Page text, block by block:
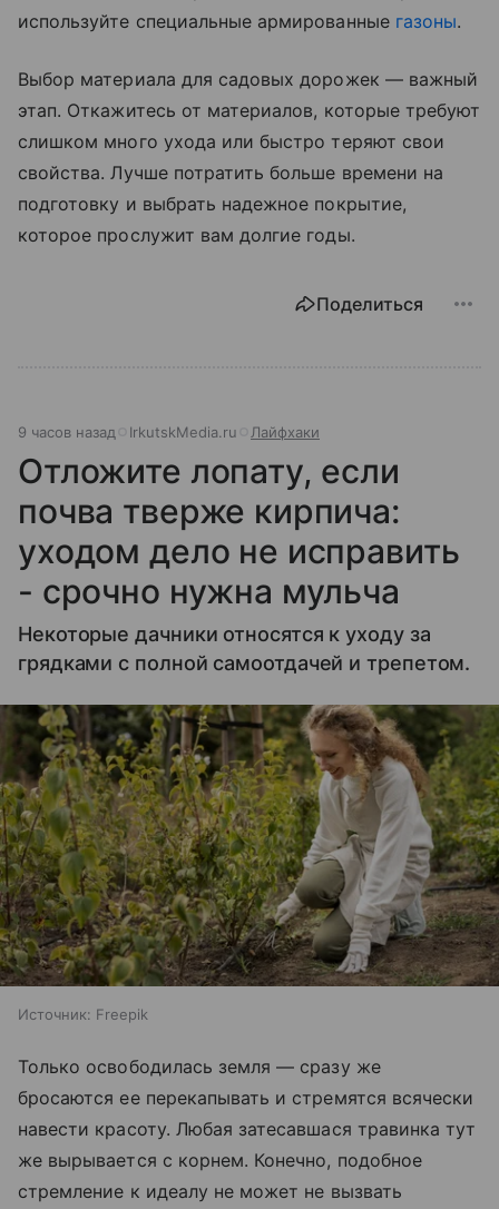
используйте специальные армированные газоны.
Выбор материала для садовых дорожек — важный
этап. Откажитесь от материалов, которые требуют
слишком много ухода или быстро теряют свои
свойства. Лучше потратить больше времени на
подготовку и выбрать надежное покрытие,
которое прослужит вам долгие годы.
Поделиться
9 часов назад IrkutskMedia.ru Лайфхаки
Отложите лопату, если
почва тверже кирпича:
уходом дело не исправить
- срочно нужна мульча
Некоторые дачники относятся к уходу за
грядками с полной самоотдачей и трепетом.
Источник: Freepik
Только освободилась земля — сразу же
бросаются ее перекапывать и стремятся всячески
навести красоту. Любая затесавшася травинка тут
же вырывается с корнем. Конечно, подобное
стремление к идеалу не может не вызвать